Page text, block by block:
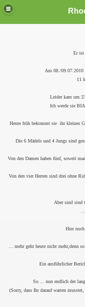
Er ist
Am 08./09.07.2010
11
Leider kam um
Ich werde sie
Heute früh bekommt sie ihr kleines
Die 6 Mädels und 4 Jungs sind
Von den Damen haben fünf, soweit
Von den vier Herren sind drei ohne
Aber sind sind
Hier
... mehr geht heute nicht mehr,denn
Ein ausführlicher
So ... nun endlich der
(Sorry, dass Ihr darauf warten